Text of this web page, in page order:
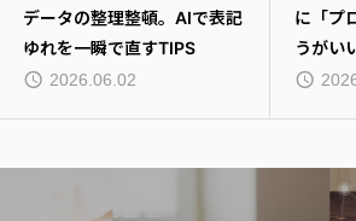
に「プロンプト、工夫したほ
うがいいですよ」と言われた
話 2026.03.24
ルール
「RAG
のテキ